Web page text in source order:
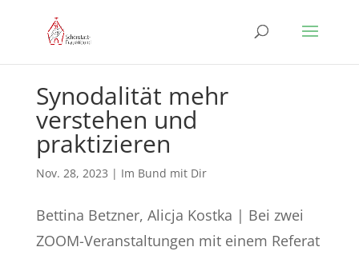
Synodalität mehr
verstehen und
praktizieren
Nov. 28, 2023 | Im Bund mit Dir
Bettina Betzner, Alicja Kostka | Bei zwei
ZOOM-Veranstaltungen mit einem Referat